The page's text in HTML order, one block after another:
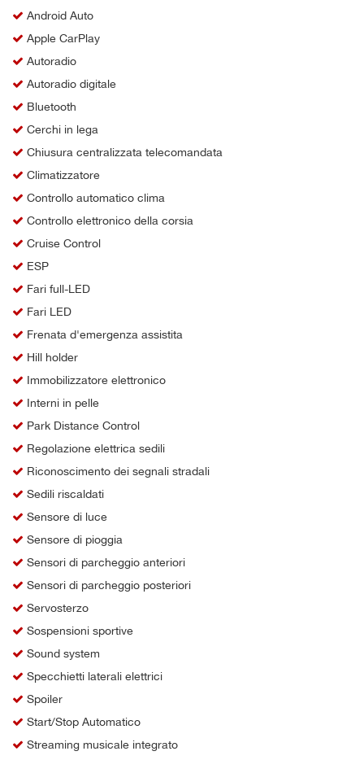
Android Auto
Apple CarPlay
Autoradio
Autoradio digitale
Bluetooth
Cerchi in lega
Chiusura centralizzata telecomandata
Climatizzatore
Controllo automatico clima
Controllo elettronico della corsia
Cruise Control
ESP
Fari full-LED
Fari LED
Frenata d'emergenza assistita
Hill holder
Immobilizzatore elettronico
Interni in pelle
Park Distance Control
Regolazione elettrica sedili
Riconoscimento dei segnali stradali
Sedili riscaldati
Sensore di luce
Sensore di pioggia
Sensori di parcheggio anteriori
Sensori di parcheggio posteriori
Servosterzo
Sospensioni sportive
Sound system
Specchietti laterali elettrici
Spoiler
Start/Stop Automatico
Streaming musicale integrato